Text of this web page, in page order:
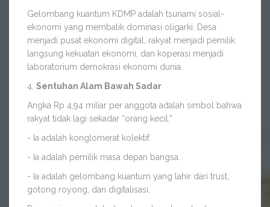
Gelombang kuantum KDMP adalah tsunami sosial-
ekonomi yang membalik dominasi oligarki. Desa
menjadi pusat ekonomi digital, rakyat menjadi pemilik
langsung kekuatan ekonomi, dan koperasi menjadi
laboratorium demokrasi ekonomi dunia.
4. Sentuhan Alam Bawah Sadar
Angka Rp 4,94 miliar per anggota adalah simbol bahwa
rakyat tidak lagi sekadar “orang kecil.”
- Ia adalah konglomerat kolektif.
- Ia adalah pemilik masa depan bangsa.
- Ia adalah gelombang kuantum yang lahir dari trust,
gotong royong, dan digitalisasi.